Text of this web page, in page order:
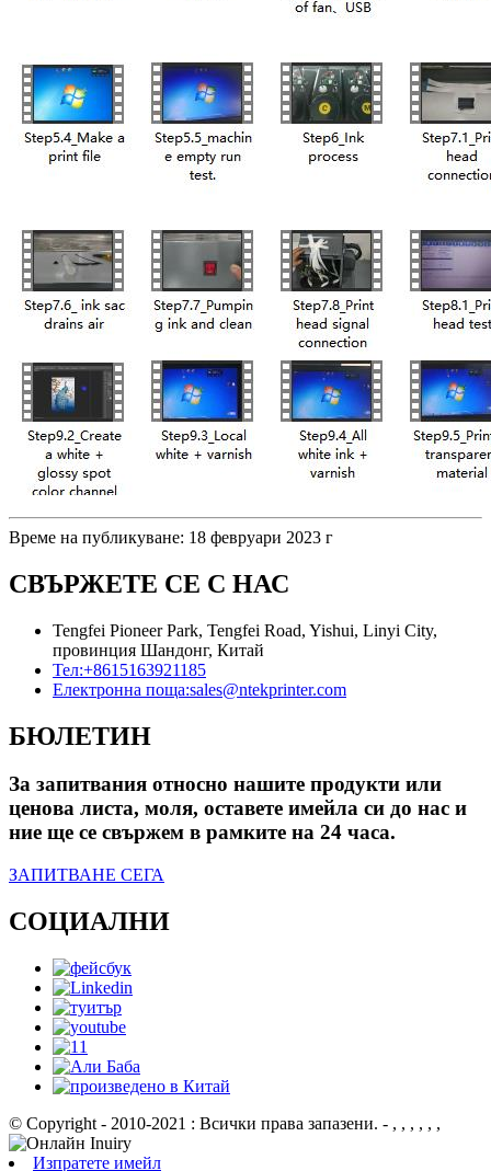
Време на публикуване: 18 февруари 2023 г
СВЪРЖЕТЕ СЕ С НАС
Tengfei Pioneer Park, Tengfei Road, Yishui, Linyi City,
провинция Шандонг, Китай
Тел:+8615163921185
Електронна поща:sales@ntekprinter.com
БЮЛЕТИН
За запитвания относно нашите продукти или
ценова листа, моля, оставете имейла си до нас и
ние ще се свържем в рамките на 24 часа.
ЗАПИТВАНЕ СЕГА
СОЦИАЛНИ
© Copyright - 2010-2021 : Всички права запазени. - , , , , , ,
Изпратете имейл